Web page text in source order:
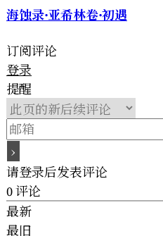
海蚀录·亚希林卷·初遇
订阅评论
登录
提醒
请登录后发表评论
0评论
最新
最旧